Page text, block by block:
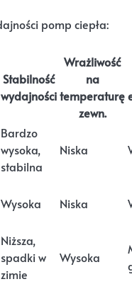
pomp ciepła:
Stabilność
wydajności
Wrażliwość
na
temperaturę
zewn.
Bardzo
wysoka,
stabilna
Niska
Wysoka Niska
Niższa,
spadki w
zimie
Wysoka